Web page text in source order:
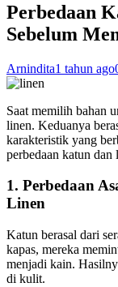
Perbedaan
Sebelum
Arnindita1 tahun ago
Saat memilih bahan
linen. Keduanya
karakteristik yang
perbedaan katun
1. Perbedaan
Linen
Katun berasal dari
kapas, mereka
menjadi kain.
di kulit.